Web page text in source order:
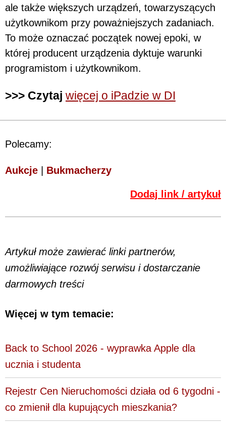
ale także większych urządzeń, towarzyszących
użytkownikom przy poważniejszych zadaniach.
To może oznaczać początek nowej epoki, w
której producent urządzenia dyktuje warunki
programistom i użytkownikom.
>>> Czytaj więcej o iPadzie w DI
Polecamy:
Aukcje Bukmacherzy
Dodaj link / artykuł
Artykuł może zawierać linki partnerów,
umożliwiające rozwój serwisu i dostarczanie
darmowych treści
Więcej w tym temacie:
Back to School 2026 - wyprawka Apple dla
ucznia i studenta
Rejestr Cen Nieruchomości działa od 6 tygodni -
co zmienił dla kupujących mieszkania?